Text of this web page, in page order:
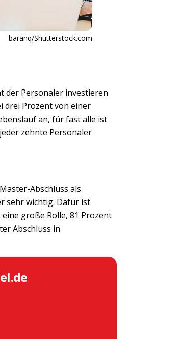
baranq/Shutterstock.com
der Personaler investieren
drei Prozent von einer
an, für fast alle ist
zehnte Personaler
Abschluss als
sehr wichtig. Dafür ist
große Rolle, 81 Prozent
Abschluss in